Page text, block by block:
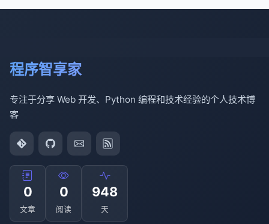
程序智享家
专注于分享 Web 开发、Python 编程和技术经验的个人技术博
客
0
文章
0
阅读
948
天